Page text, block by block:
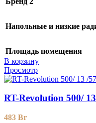
Напольные и низкие
Площадь помещения
В корзину
Просмотр
RT-Revolution 500/
483 Br